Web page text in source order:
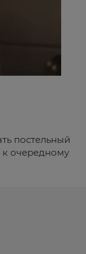
постельный
к очередному